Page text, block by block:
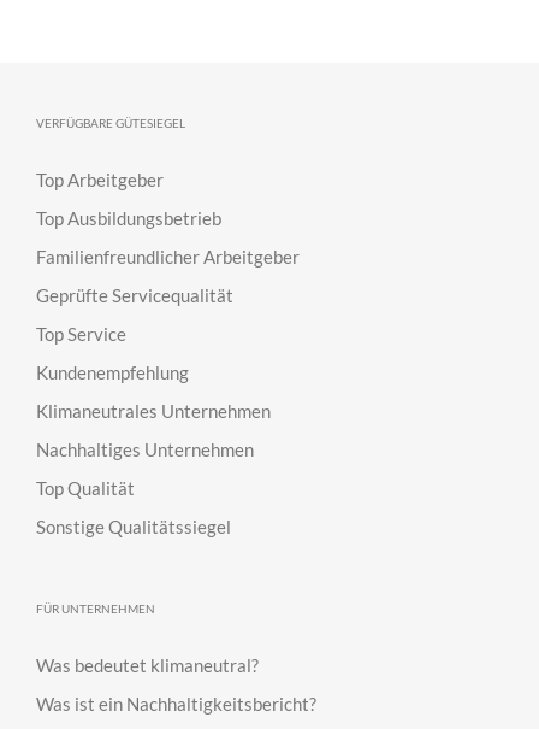
VERFÜGBARE GÜTESIEGEL
Top Arbeitgeber
Top Ausbildungsbetrieb
Familienfreundlicher Arbeitgeber
Geprüfte Servicequalität
Top Service
Kundenempfehlung
Klimaneutrales Unternehmen
Nachhaltiges Unternehmen
Top Qualität
Sonstige Qualitätssiegel
FÜR UNTERNEHMEN
Was bedeutet klimaneutral?
Was ist ein Nachhaltigkeitsbericht?